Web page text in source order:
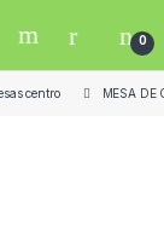
0
centro MESA DE